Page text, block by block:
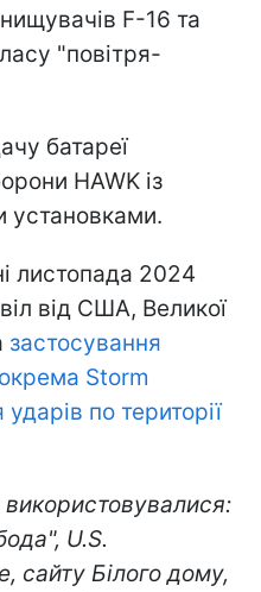
F-16 та
"повітря-
батареї
HAWK із
установками.
листопада 2024
від США, Великої
застосування
Storm
по території
використовувалися:
U.S.
сайту Білого дому,